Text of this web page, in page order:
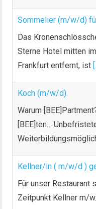
Sommelier (m/w/d)
Das
Sterne Hotel mitten
Frankfurt entfernt, ist
Koch (m/w/d)
Warum
[BEE]ten…
Kellner/in ( m/w/d )
Für unser Restaurant
Zeitpunkt Kellner m/